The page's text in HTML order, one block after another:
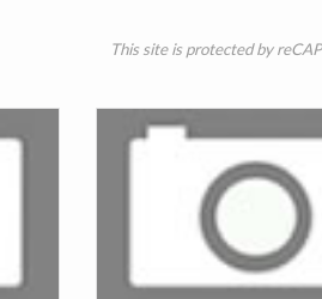
This site is protected by